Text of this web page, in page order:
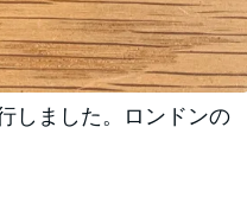
しました。ロンドンの